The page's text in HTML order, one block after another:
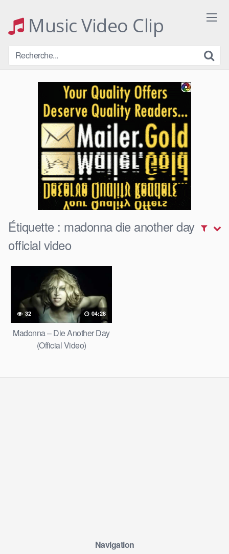
contentMusic Video Clip
Étiquette : madonna die another day
official video
32 04:28
Madonna – Die Another Day
(Official Video)
Navigation